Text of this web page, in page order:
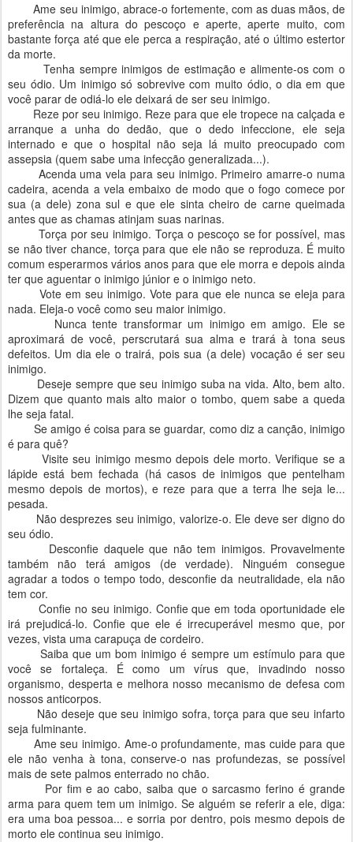
Ame seu inimigo, abrace-o fortemente, com as duas mãos, de
preferência na altura do pescoço e aperte, aperte muito, com
bastante força até que ele perca a respiração, até o último estertor
da morte.
Tenha sempre inimigos de estimação e alimente-os com o
seu ódio. Um inimigo só sobrevive com muito ódio, o dia em que
você parar de odiá-lo ele deixará de ser seu inimigo.
Reze por seu inimigo. Reze para que ele tropece na calçada e
arranque a unha do dedão, que o dedo infeccione, ele seja
internado e que o hospital não seja lá muito preocupado com
assepsia (quem sabe uma infecção generalizada...).
Acenda uma vela para seu inimigo. Primeiro amarre-o numa
cadeira, acenda a vela embaixo de modo que o fogo comece por
sua (a dele) zona sul e que ele sinta cheiro de carne queimada
antes que as chamas atinjam suas narinas.
Torça por seu inimigo. Torça o pescoço se for possível, mas
se não tiver chance, torça para que ele não se reproduza. É muito
comum esperarmos vários anos para que ele morra e depois ainda
ter que aguentar o inimigo júnior e o inimigo neto.
Vote em seu inimigo. Vote para que ele nunca se eleja para
nada. Eleja-o você como seu maior inimigo.
Nunca tente transformar um inimigo em amigo. Elese
aproximará de você, perscrutará sua alma e trará à tona seus
defeitos. Um dia ele o trairá, pois sua (a dele) vocação é ser seu
inimigo.
Deseje sempre que seu inimigo suba na vida. Alto, bem alto.
Dizem que quanto mais alto maior o tombo, quem sabe a queda
lhe seja fatal.
Se amigo é coisa para se guardar, como diz a canção, inimigo
é para quê?
Visite seu inimigo mesmo depois dele morto. Verifique se a
lápide está bem fechada (há casos de inimigos que pentelham
mesmo depois de mortos), e reze para que a terra lhe seja le...
pesada.
Não desprezes seu inimigo, valorize-o. Ele deve ser digno do
seu ódio.
Desconfie daquele que não tem inimigos. Provavelmente
também não terá amigos (de verdade). Ninguém consegue
agradar a todos o tempo todo, desconfie da neutralidade, ela não
tem cor.
Confie no seu inimigo. Confie que em toda oportunidade ele
irá prejudicá-lo. Confie que ele é irrecuperável mesmo que, por
vezes, vista uma carapuça de cordeiro.
Saiba que um bom inimigo é sempre um estímulo para que
você se fortaleça. É como um vírus que, invadindo nosso
organismo, desperta e melhora nosso mecanismo de defesa com
nossos anticorpos.
Não deseje que seu inimigo sofra, torça para que seu infarto
seja fulminante.
Ame seu inimigo. Ame-o profundamente, mas cuide para que
ele não venha à tona, conserve-o nas profundezas, se possível
mais de sete palmos enterrado no chão.
Por fim e ao cabo, saiba que o sarcasmo ferino é grande
arma para quem tem um inimigo. Se alguém se referir a ele, diga:
era uma boa pessoa... e sorria por dentro, pois mesmo depois de
morto ele continua seu inimigo.